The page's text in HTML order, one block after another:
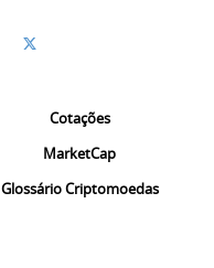
Cotações
MarketCap
Glossário Criptomoedas